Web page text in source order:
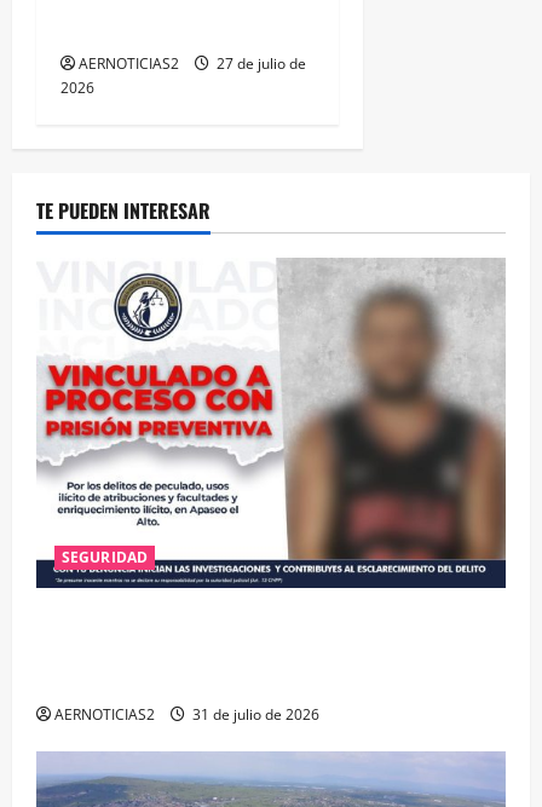
AERNOTICIAS2
27 de julio de
2026
TE PUEDEN INTERESAR
SEGURIDAD
AERNOTICIAS2 31 de julio de 2026